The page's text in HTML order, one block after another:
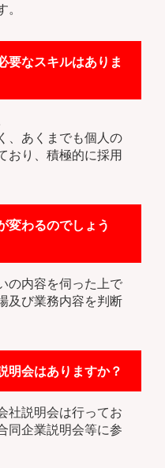
要なスキルはありま
、あくまでも個人の
おり、積極的に採用
変わるのでしょう
の内容を伺った上で
及び業務内容を判断
明会はありますか？
社説明会は行ってお
同企業説明会等に参